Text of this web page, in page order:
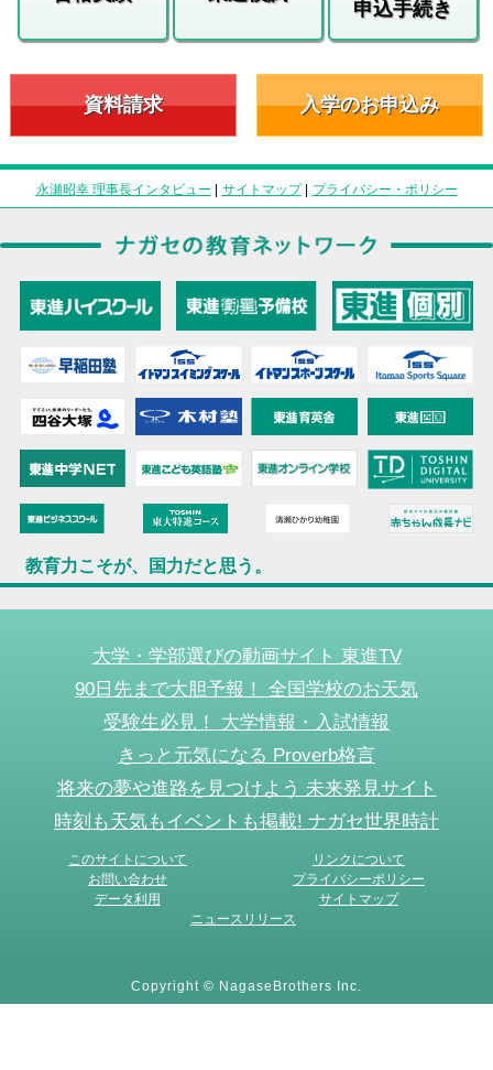
申込手続き
資料請求 入学のお申込み
永瀬昭幸 理事長インタビュー | サイトマップ| プライバシー・ポリシー
教育力こそが、国力だと思う。
大学・学部選びの動画サイト 東進TV
90日先まで大胆予報！ 全国学校のお天気
受験生必見！ 大学情報・入試情報
きっと元気になる Proverb格言
将来の夢や進路を見つけよう 未来発見サイト
時刻も天気もイベントも掲載! ナガセ世界時計
このサイトについて
リンクについて
お問い合わせ
プライバシーポリシー
データ利用
サイトマップ
ニュースリリース
Copyright © NagaseBrothers Inc.